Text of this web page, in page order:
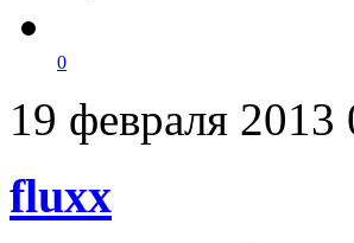
0
19 февраля 2013
fluxx